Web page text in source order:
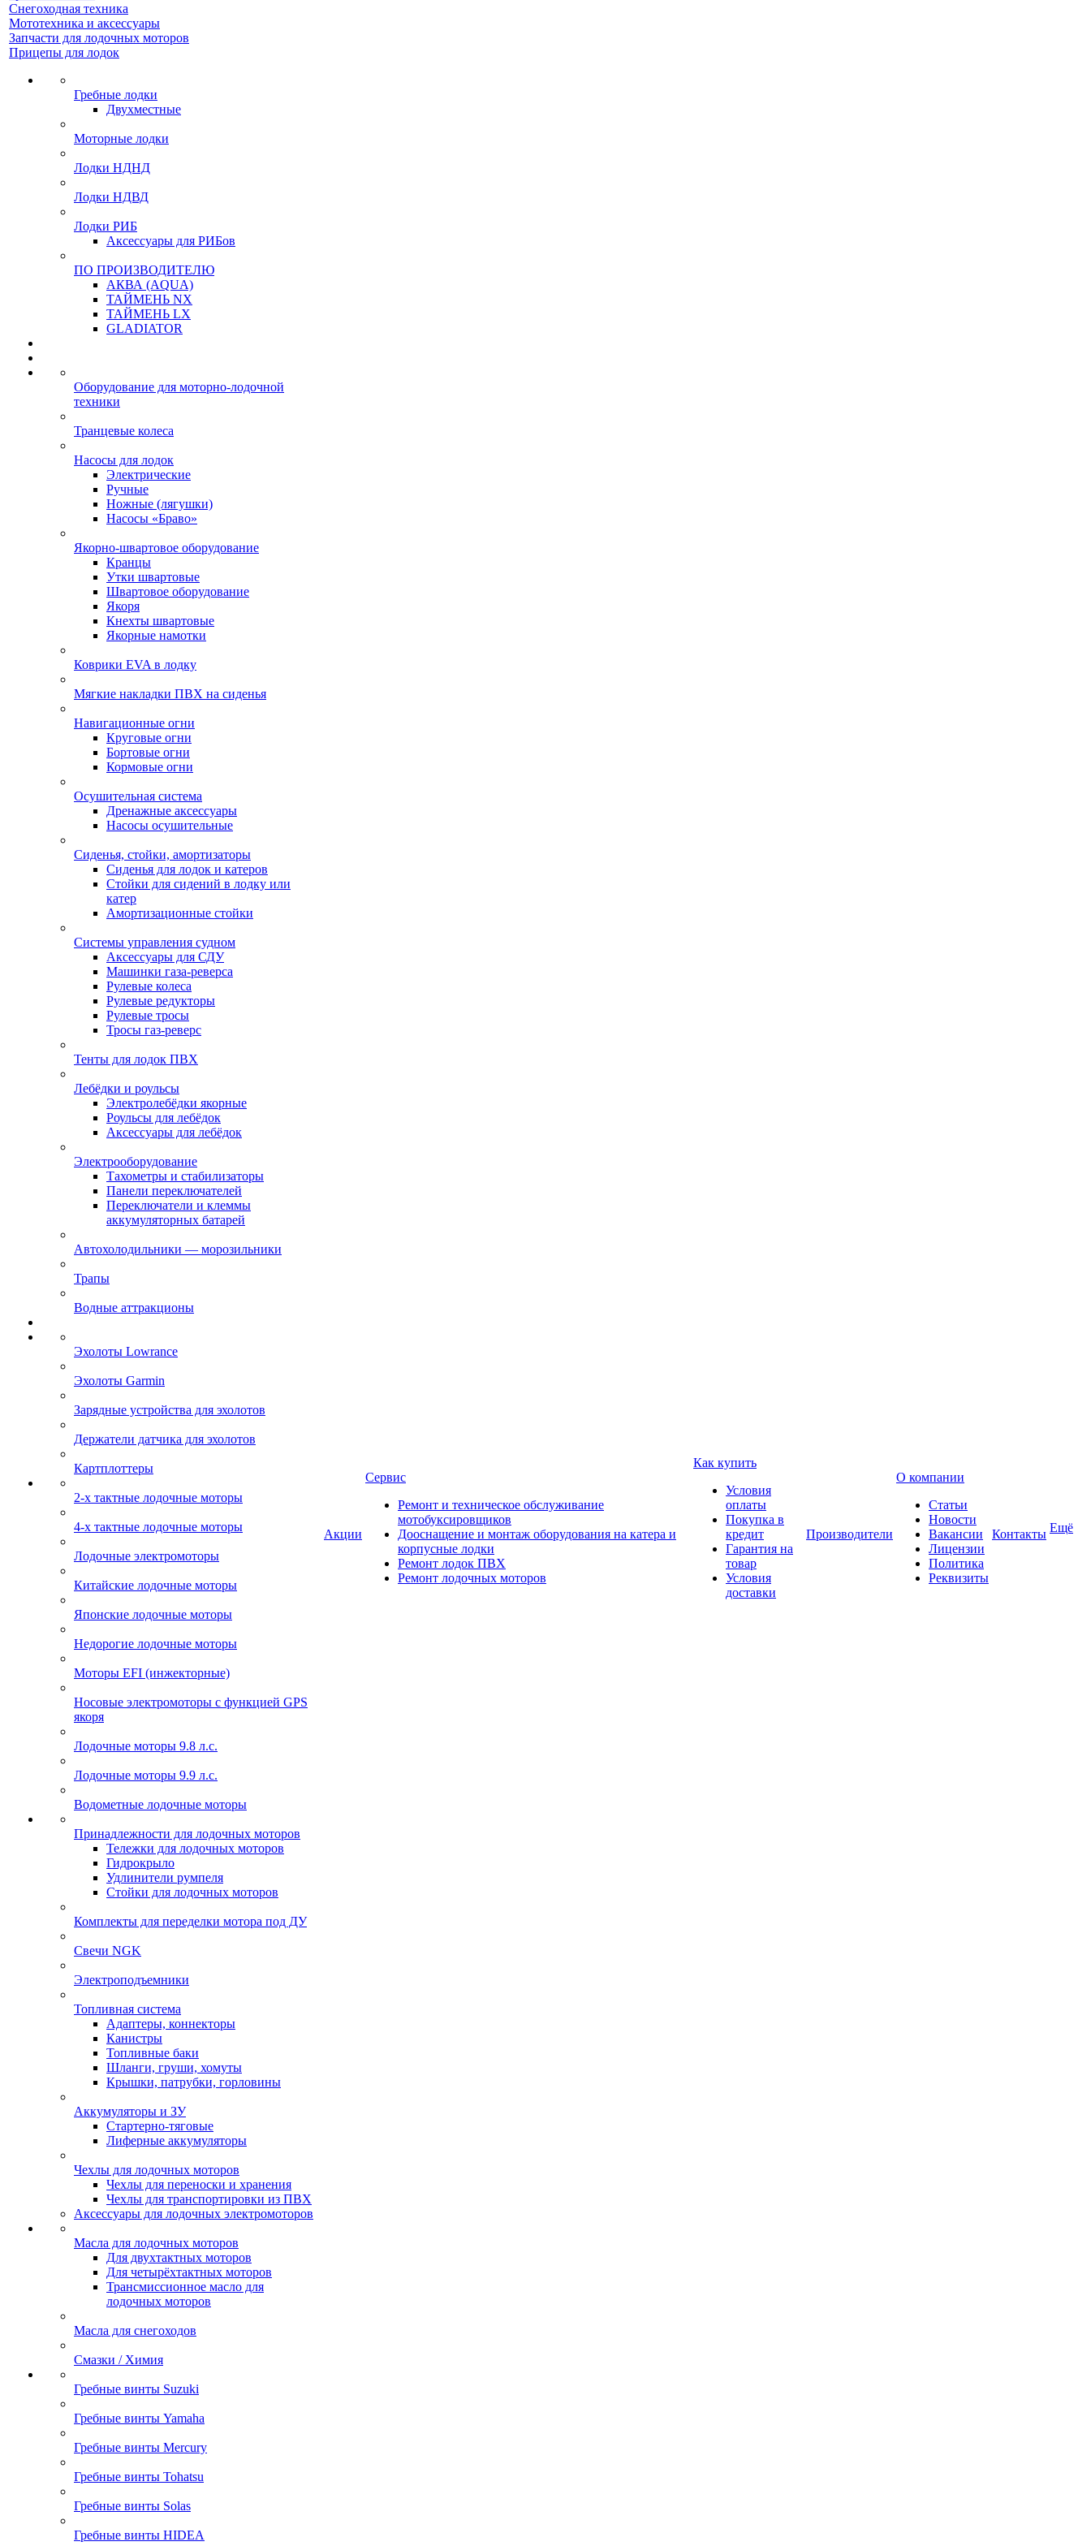
Снегоходная техника
Мототехника и аксессуары
Запчасти для лодочных моторов
Прицепы для лодок
Гребные лодки
Двухместные
Моторные лодки
Лодки НДНД
Лодки НДВД
Лодки РИБ
Аксессуары для РИБов
ПО ПРОИЗВОДИТЕЛЮ
АКВА (AQUA)
ТАЙМЕНЬ NX
ТАЙМЕНЬ LX
GLADIATOR
Оборудование для моторно-лодочной
техники
Транцевые колеса
Насосы для лодок
Электрические
Ручные
Ножные (лягушки)
Насосы «Браво»
Якорно-швартовое оборудование
Кранцы
Утки швартовые
Швартовое оборудование
Якоря
Кнехты швартовые
Якорные намотки
Коврики EVA в лодку
Мягкие накладки ПВХ на сиденья
Навигационные огни
Круговые огни
Бортовые огни
Кормовые огни
Осушительная система
Дренажные аксессуары
Насосы осушительные
Сиденья, стойки, амортизаторы
Сиденья для лодок и катеров
Стойки для сидений в лодку или
катер
Амортизационные стойки
Системы управления судном
Аксессуары для СДУ
Машинки газа-реверса
Рулевые колеса
Рулевые редукторы
Рулевые тросы
Тросы газ-реверс
Тенты для лодок ПВХ
Лебёдки и роульсы
Электролебёдки якорные
Роульсы для лебёдок
Аксессуары для лебёдок
Электрооборудование
Тахометры и стабилизаторы
Панели переключателей
Переключатели и клеммы
аккумуляторных батарей
Автохолодильники — морозильники
Трапы
Водные аттракционы
Эхолоты Lowrance
Эхолоты Garmin
Зарядные устройства для эхолотов
Держатели датчика для эхолотов
Картплоттеры
2-х тактные лодочные моторы
4-х тактные лодочные моторы
Лодочные электромоторы
Китайские лодочные моторы
Японские лодочные моторы
Недорогие лодочные моторы
Моторы EFI (инжекторные)
Носовые электромоторы с функцией GPS
якоря
Лодочные моторы 9.8 л.с.
Лодочные моторы 9.9 л.с.
Водометные лодочные моторы
Принадлежности для лодочных моторов
Тележки для лодочных моторов
Гидрокрыло
Удлинители румпеля
Стойки для лодочных моторов
Комплекты для переделки мотора под ДУ
Свечи NGK
Электроподъемники
Топливная система
Адаптеры, коннекторы
Канистры
Топливные баки
Шланги, груши, хомуты
Крышки, патрубки, горловины
Аккумуляторы и ЗУ
Стартерно-тяговые
Лиферные аккумуляторы
Чехлы для лодочных моторов
Чехлы для переноски и хранения
Чехлы для транспортировки из ПВХ
Аксессуары для лодочных электромоторов
Масла для лодочных моторов
Для двухтактных моторов
Для четырёхтактных моторов
Трансмиссионное масло для
лодочных моторов
Масла для снегоходов
Смазки / Химия
Гребные винты Suzuki
Гребные винты Yamaha
Гребные винты Mercury
Гребные винты Tohatsu
Гребные винты Solas
Гребные винты HIDEA
Акции
Сервис
Ремонт и техническое обслуживание
мотобуксировщиков
Дооснащение и монтаж оборудования на катера и
корпусные лодки
Ремонт лодок ПВХ
Ремонт лодочных моторов
Как купить
Условия
оплаты
Покупка в
кредит
Гарантия на
товар
Условия
доставки
Производители
О компании
Статьи
Новости
Вакансии
Лицензии
Политика
Реквизиты
Контакты Ещё